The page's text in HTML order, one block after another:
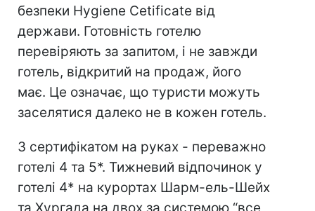
безпеки Hygiene Cetificate від
держави. Готовність готелю
перевіряють за запитом, і не завжди
готель, відкритий на продаж, його
має. Це означає, що туристи можуть
заселятися далеко не в кожен готель.
З сертифікатом на руках - переважно
готелі 4 та 5*. Тижневий відпочинок у
готелі 4* на курортах Шарм-ель-Шейх